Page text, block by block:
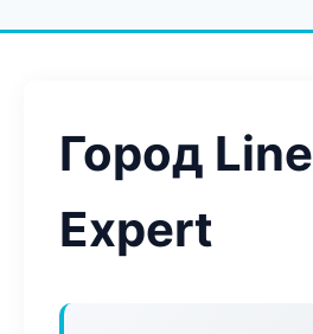
Город Line
Expert